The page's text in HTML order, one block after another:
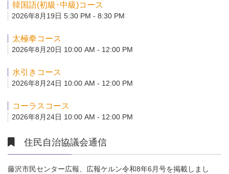
韓国語(初級･中級)コース
2026年8月19日 5:30 PM - 8:30 PM
太極拳コース
2026年8月20日 10:00 AM - 12:00 PM
水引きコース
2026年8月24日 10:00 AM - 12:00 PM
コーラスコース
2026年8月24日 10:00 AM - 12:00 PM
住民自治協議会通信
藤沢市民センター広報、広報ケルン令和8年6月号を掲載しまし